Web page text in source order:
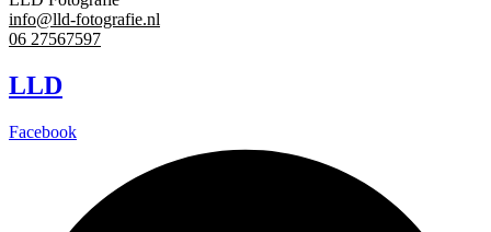
info@lld-fotografie.nl
06 27567597
LLD
Facebook